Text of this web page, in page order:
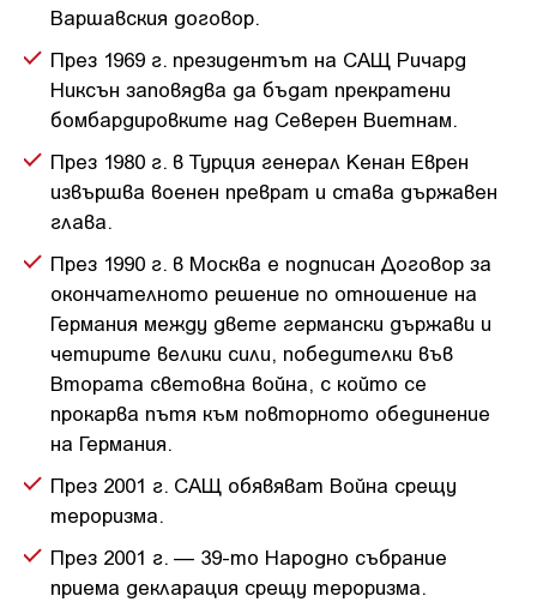
Варшавския договор.
През 1969 г. президентът на САЩ Ричард
Никсън заповядва да бъдат прекратени
бомбардировките над Северен Виетнам.
През 1980 г. в Турция генерал Кенан Еврен
извършва военен преврат и става държавен
глава.
През 1990 г. в Москва е подписан Договор за
окончателното решение по отношение на
Германия между двете германски държави и
четирите велики сили, победителки във
Втората световна война, с който се
прокарва пътя към повторното обединение
на Германия.
През 2001 г. САЩ обявяват Война срещу
тероризма.
През 2001 г. — 39-то Народно събрание
приема декларация срещу тероризма.